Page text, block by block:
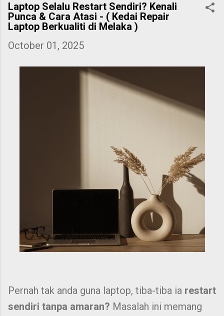
Laptop Selalu Restart Sendiri? Kenali
Punca & Cara Atasi - ( Kedai Repair
Laptop Berkualiti di Melaka )
October 01, 2025
Pernah tak anda guna laptop, tiba-tiba ia restart
sendiri tanpa amaran? Masalah ini memang